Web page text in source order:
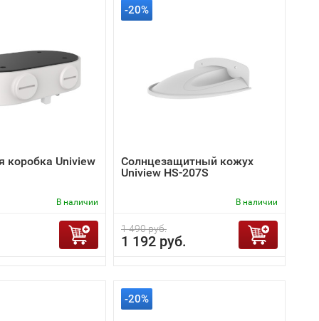
коробка Uniview
В наличии
-20%
Солнцезащитный кожух
Uniview HS-207S
В наличии
1 490 руб.
1 192 руб.
-20%